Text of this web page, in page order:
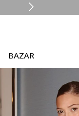
BAZAR